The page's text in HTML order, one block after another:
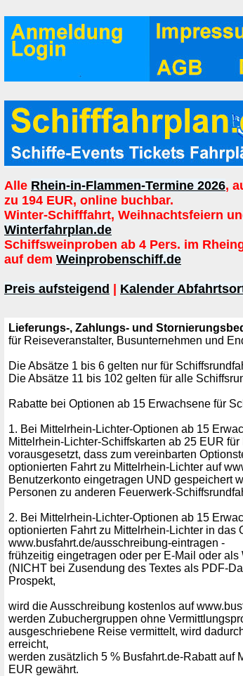
Alle Rhein-in-Flammen-Termine 2026,
zu 194 EUR, online buchbar.
Winter-Schifffahrt, Weihnachtsfeiern
Winterfahrplan.de
Schiffsweinproben ab 4 Pers. im
auf dem Weinprobenschiff.de
Preis aufsteigend Kalender
Lieferungs-, Zahlungs- und
für Reiseveranstalter, Busunternehmen und
Die Absätze 1 bis 6 gelten nur für
Die Absätze 11 bis 102 gelten für alle
Rabatte bei Optionen ab 15 Erwachsene für
1. Bei Mittelrhein-Lichter-Optionen ab 15
Mittelrhein-Lichter-Schiffskarten ab 25 EUR
vorausgesetzt, dass zum vereinbarten
optionierten Fahrt zu Mittelrhein-Lichter auf
Benutzerkonto eingetragen UND gespeichert
Personen zu anderen Feuerwerk-
2. Bei Mittelrhein-Lichter-Optionen ab 15
optionierten Fahrt zu Mittelrhein-Lichter in das
www.busfahrt.de/ausschreibung-eintragen -
frühzeitig eingetragen oder per E-Mail oder
(NICHT bei Zusendung des Textes als PDF-
Prospekt,
wird die Ausschreibung kostenlos auf
werden Zubuchergruppen ohne
ausgeschriebene Reise vermittelt, wird
erreicht,
werden zusätzlich 5 % Busfahrt.de-Rabatt auf
EUR gewährt.